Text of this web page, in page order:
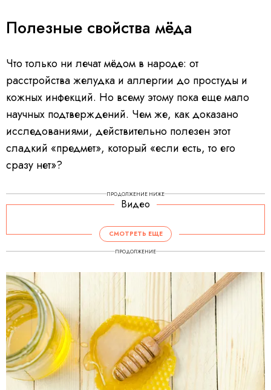
Полезные свойства мёда
Что только ни лечат мёдом в народе: от
расстройства желудка и аллергии до простуды и
кожных инфекций. Но всему этому пока еще мало
научных подтверждений. Чем же, как доказано
исследованиями, действительно полезен этот
сладкий «предмет», который «если есть, то его
сразу нет»?
ПРОДОЛЖЕНИЕ НИЖЕ
Видео
i
d
e
o
P
l
e
d
i
g
.
СМОТРЕТЬ ЕЩЕ
ПРОДОЛЖЕНИЕ